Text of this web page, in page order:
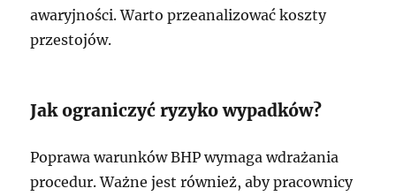
awaryjności. Warto przeanalizować koszty
przestojów.
Jak ograniczyć ryzyko wypadków?
Poprawa warunków BHP wymaga wdrażania
procedur. Ważne jest również, aby pracownicy